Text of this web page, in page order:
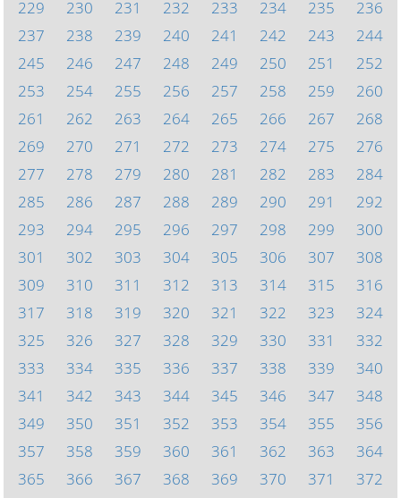
229
230 231 232 233 234 235
236
237
238 239 240 241 242 243
244
245
246 247 248 249 250 251
252
253
254 255 256 257 258 259
260
261
262 263 264 265 266 267
268
269
270 271 272 273 274 275
276
277
278 279 280 281 282 283
284
285
286 287 288 289 290 291
292
293
294 295 296 297 298 299
300
301
302 303 304 305 306 307
308
309
310 311 312 313 314 315
316
317
318 319 320 321 322 323
324
325
326 327 328 329 330 331
332
333
334 335 336 337 338 339
340
341
342 343 344 345 346 347
348
349
350 351 352 353 354 355
356
357
358 359 360 361 362 363
364
365
366 367 368 369 370 371
372